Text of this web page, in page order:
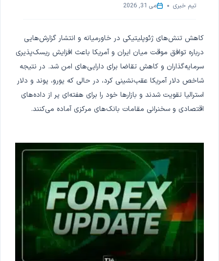
تیم خبری می 31, 2026
کاهش تنش‌های ژئوپلیتیکی در خاورمیانه و انتشار گزارش‌هایی
درباره توافق موقت میان ایران و آمریکا باعث افزایش ریسک‌پذیری
سرمایه‌گذاران و کاهش تقاضا برای دارایی‌های امن شد. در نتیجه
شاخص دلار آمریکا عقب‌نشینی کرد، در حالی که یورو، پوند و دلار
استرالیا تقویت شدند و بازارها خود را برای هفته‌ای پر از داده‌های
اقتصادی و سخنرانی مقامات بانک‌های مرکزی آماده می‌کنند.